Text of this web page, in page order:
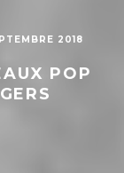
2018
POP